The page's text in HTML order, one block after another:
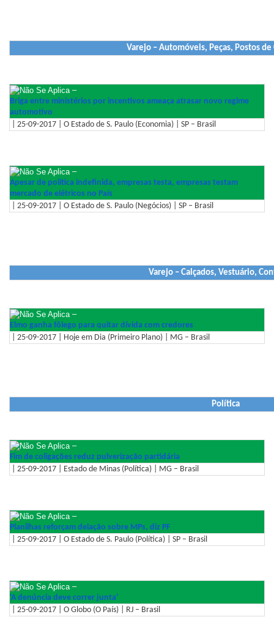
Varejo – Automóveis, Peças, Postos
–
Briga entre ministérios por incentivos ameaça atrasar novo regime
automotivo
| 25-09-2017 | O Estado de S. Paulo (Economia) | SP – Brasil
–
Apesar de política indefinida, empresas testa, empresas testam
mercado de elétricos no País
| 25-09-2017 | O Estado de S. Paulo (Negócios) | SP – Brasil
Varejo – Calçados, Vestuário,
–
Elmo ganha fôlego para quitar dívida com credores
| 25-09-2017 | Hoje em Dia (Primeiro Plano) | MG – Brasil
Política
–
Fim de coligações reduz pulverização partidária
| 25-09-2017 | Estado de Minas (Política) | MG – Brasil
–
Planilhas reforçam delação sobre MPs, diz PF
| 25-09-2017 | O Estado de S. Paulo (Política) | SP – Brasil
–
'A denúncia deve correr junta'
| 25-09-2017 | O Globo (O País) | RJ – Brasil